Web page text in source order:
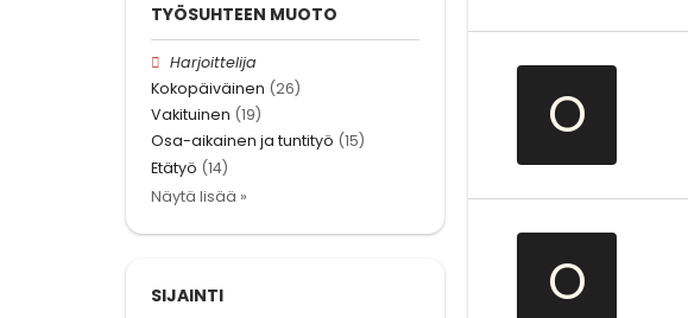
O
O
TYÖSUHTEEN MUOTO
Harjoittelija
Kokopäiväinen (26)
Vakituinen (19)
Osa-aikainen ja tuntityö (15)
Etätyö (14)
Näytä lisää »
SIJAINTI